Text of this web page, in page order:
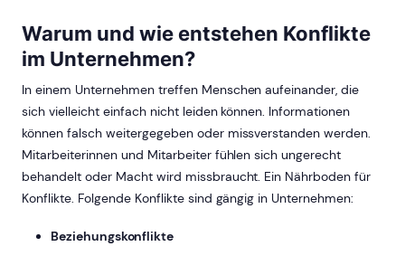
Warum und wie entstehen Konflikte
im Unternehmen?
In einem Unternehmen treffen Menschen aufeinander, die
sich vielleicht einfach nicht leiden können. Informationen
können falsch weitergegeben oder missverstanden werden.
Mitarbeiterinnen und Mitarbeiter fühlen sich ungerecht
behandelt oder Macht wird missbraucht. Ein Nährboden für
Konflikte. Folgende Konflikte sind gängig in Unternehmen:
Beziehungskonflikte